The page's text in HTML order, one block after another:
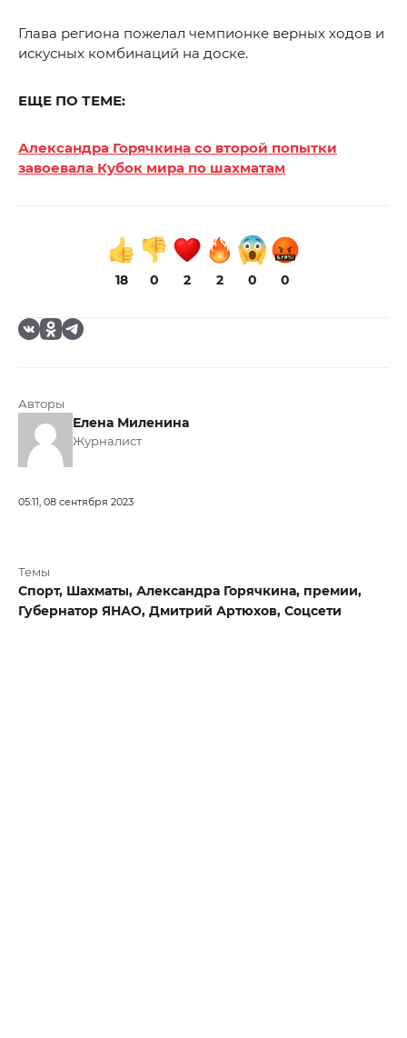
Глава региона пожелал чемпионке верных ходов и
искусных комбинаций на доске.
ЕЩЕ ПО ТЕМЕ:
Александра Горячкина со второй попытки
завоевала Кубок мира по шахматам
18 0 2 2 0 0
Авторы
Елена Миленина
Журналист
05:11, 08 сентября 2023
Темы
Спорт, Шахматы, Александра Горячкина, премии,
Губернатор ЯНАО, Дмитрий Артюхов, Соцсети